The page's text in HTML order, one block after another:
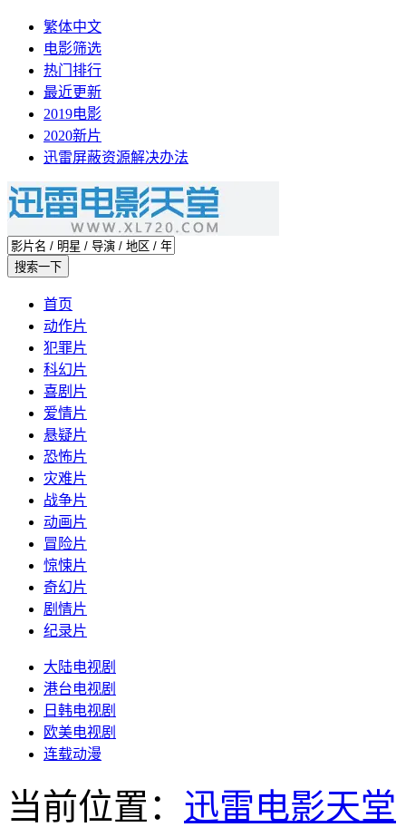
繁体中文
电影筛选
热门排行
最近更新
2019电影
2020新片
迅雷屏蔽资源解决办法
首页
动作片
犯罪片
科幻片
喜剧片
爱情片
悬疑片
恐怖片
灾难片
战争片
动画片
冒险片
惊悚片
奇幻片
剧情片
纪录片
大陆电视剧
港台电视剧
日韩电视剧
欧美电视剧
连载动漫
当前位置： 迅雷电影天堂